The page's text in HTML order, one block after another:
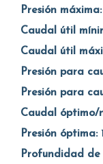
Presión máxima:
Caudal útil
Caudal útil
Presión para
Presión para
Caudal óptimo/
Presión óptima:
Profundidad de